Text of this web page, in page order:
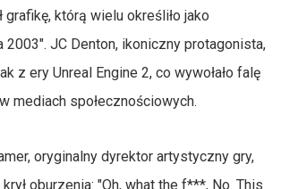
grafikę, którą wielu określiło jako
2003". JC Denton, ikoniczny protagonista,
z ery Unreal Engine 2, co wywołało falę
mediach społecznościowych.
oryginalny dyrektor artystyczny gry,
oburzenia: "Oh, what the f***, No. This